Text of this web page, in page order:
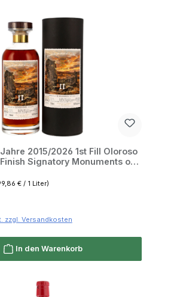
2015/2026 1st Fill Oloroso
Signatory Monuments of
€ / 1 Liter)
zzgl. Versandkosten
In den Warenkorb